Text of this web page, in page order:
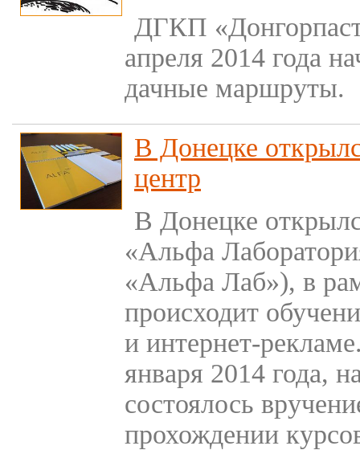
ДГКП
апреля 2014 года
дачные маршруты.
В Донецке
центр
В Донецке
«Альфа
«Альфа Лаб»), в
происходит
и интернет-
января 2014 года,
состоялось
прохождении